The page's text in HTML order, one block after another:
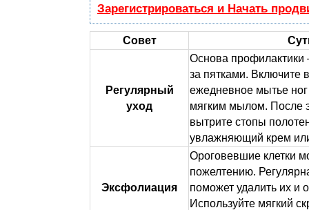
Зарегистрироваться и Начать
Совет
Регулярный
уход
Основа
за пятками. Включите
ежедневное мытье
мягким мылом. После
вытрите стопы
увлажняющий крем
Эксфолиация
Ороговевшие клетки
пожелтению.
поможет удалить их и
Используйте мягкий